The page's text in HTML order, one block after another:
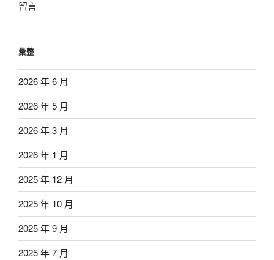
留言
彙整
2026 年 6 月
2026 年 5 月
2026 年 3 月
2026 年 1 月
2025 年 12 月
2025 年 10 月
2025 年 9 月
2025 年 7 月